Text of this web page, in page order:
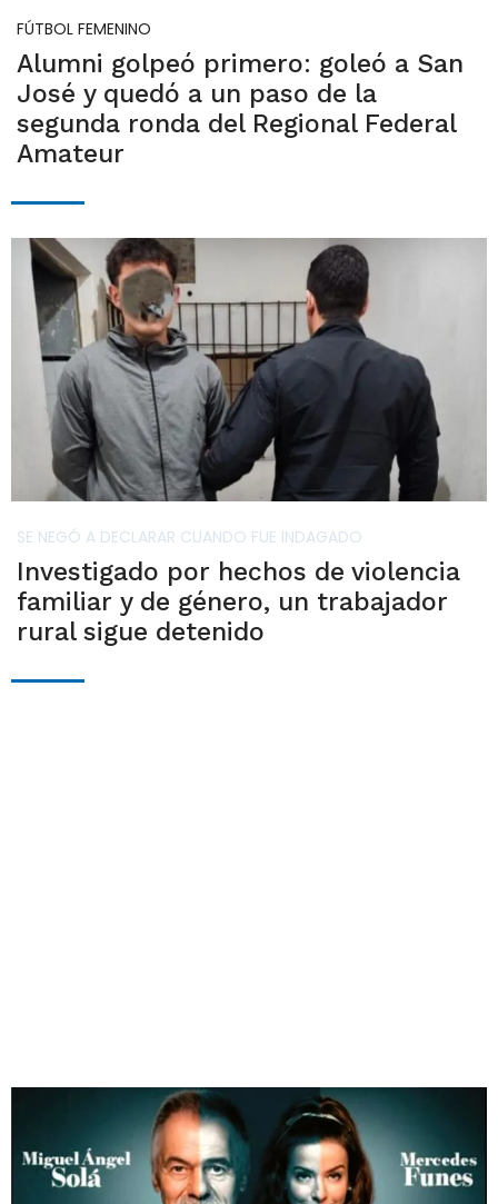
FÚTBOL FEMENINO
Alumni golpeó primero: goleó a San
José y quedó a un paso de la
segunda ronda del Regional Federal
Amateur
SE NEGÓ A DECLARAR CUANDO FUE INDAGADO
Investigado por hechos de violencia
familiar y de género, un trabajador
rural sigue detenido